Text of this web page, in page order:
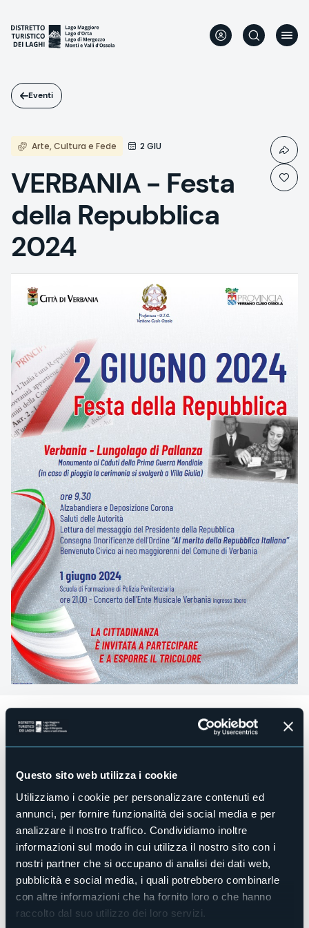
Questo sito web utilizza i cookie
Utilizziamo i cookie per personalizzare contenuti ed
annunci, per fornire funzionalità dei social media e per
analizzare il nostro traffico. Condividiamo inoltre
informazioni sul modo in cui utilizza il nostro sito con i
nostri partner che si occupano di analisi dei dati web,
pubblicità e social media, i quali potrebbero combinarle
con altre informazioni che ha fornito loro o che hanno
raccolto dal suo utilizzo dei loro servizi.
contenuto
principale
Eventi
Arte, Cultura e Fede 2 GIU
VERBANIA - Festa
della Repubblica
2024
Domenica 2 giugno 2024 alle ore 9:30si terrà la
celebrazione della
Festa della Repubblicapresso
monumento ai Caduti per la prima guerra mondiale.
Programma:
Ore 09:30
- alzabandiera e deposizione corona
- saluti delle Autorità
- lettura del messaggio del Presidente della Repubblica
- consegna onorificenze dell'ordine al merito della
Repubblica Italiana
- benvenuto civico ai neomaggiorenni del Comune di
Verbania.
Sabato 1 giugno 2024 ore 21:00
si terrà il concerto
dell'ente musicale Verbania ingresso libero.